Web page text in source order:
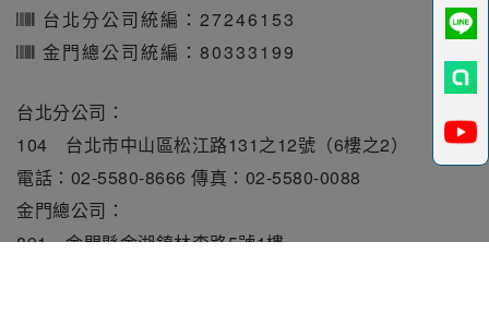
台北分公司統編：27246153
金門總公司統編：80333199
台北分公司：
104 台北市中山區松江路131之12號（6樓之2）
電話：02-5580-8666 傳真：02-5580-0088
金門總公司：
891 金門縣金湖鎮林森路5號1樓